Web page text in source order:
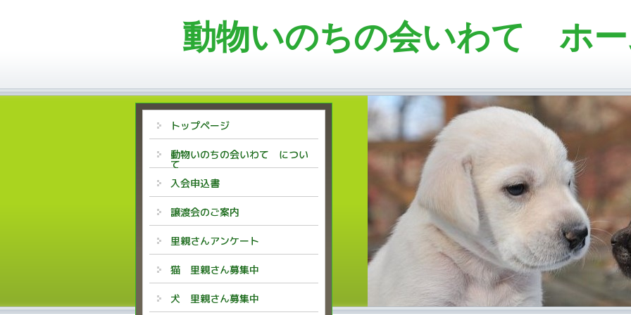
動物いのちの会いわて ホ
トップページ
動物いのちの会いわて につい
て
入会申込書
譲渡会のご案内
里親さんアンケート
猫 里親さん募集中
犬 里親さん募集中